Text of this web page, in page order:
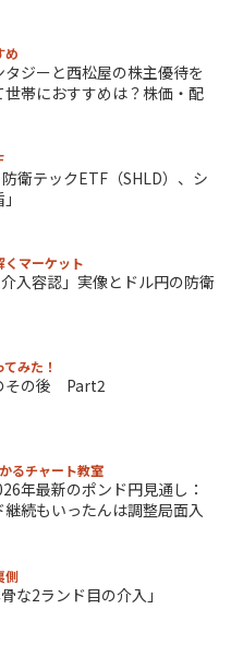
め
タジーと西松屋の株主優待を
世帯におすすめは？株価・配
衛テックETF（SHLD）、シ
くマーケット
入容認」実像とドル円の防衛
みた！
その後 Part2
るチャート教室
年最新のポンド円見通し：
継続もいったんは調整局面入
側
な2ランド目の介入」